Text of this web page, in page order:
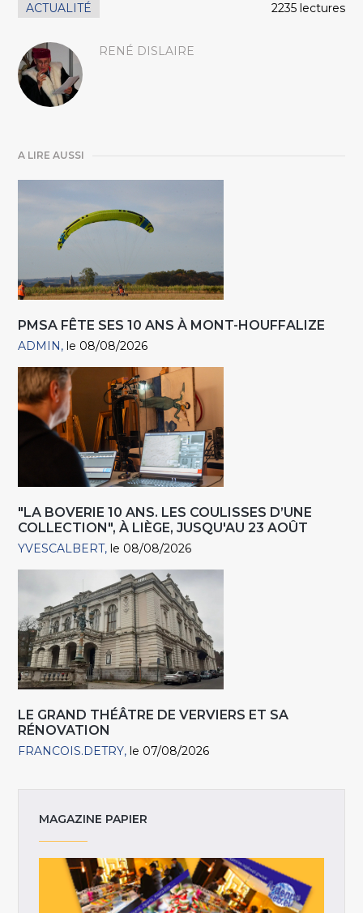
ACTUALITÉ 2235 lectures
RENÉ DISLAIRE
A LIRE AUSSI
PMSA FÊTE SES 10 ANS À MONT-HOUFFALIZE
ADMIN le 08/08/2026
"LA BOVERIE 10 ANS. LES COULISSES D’UNE
COLLECTION", À LIÈGE, JUSQU'AU 23 AOÛT
YVESCALBERT le 08/08/2026
LE GRAND THÉÂTRE DE VERVIERS ET SA
RÉNOVATION
FRANCOIS.DETRY le 07/08/2026
MAGAZINE PAPIER